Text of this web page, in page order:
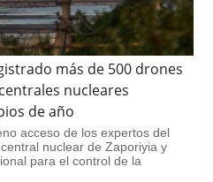
más de 500 drones
nucleares
de año
acceso de los expertos del
nuclear de Zaporiyia y
para el control de la